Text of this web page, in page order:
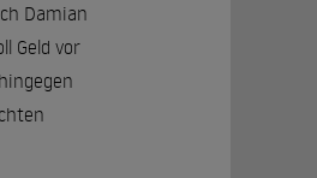
Damian
Geld vor